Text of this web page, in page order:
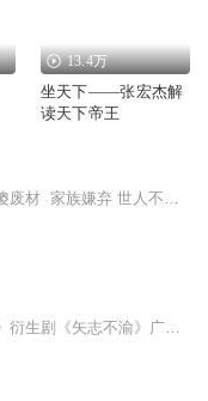
13.4万
坐天下——张宏杰解
读天下帝王